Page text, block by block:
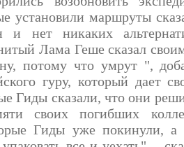
установили маршруты
и нет никаких
Лама Геше сказал
потому что умрут ",
гуру, который дает
Гиды сказали, что они
своих погибших
Гиды уже покинули, а